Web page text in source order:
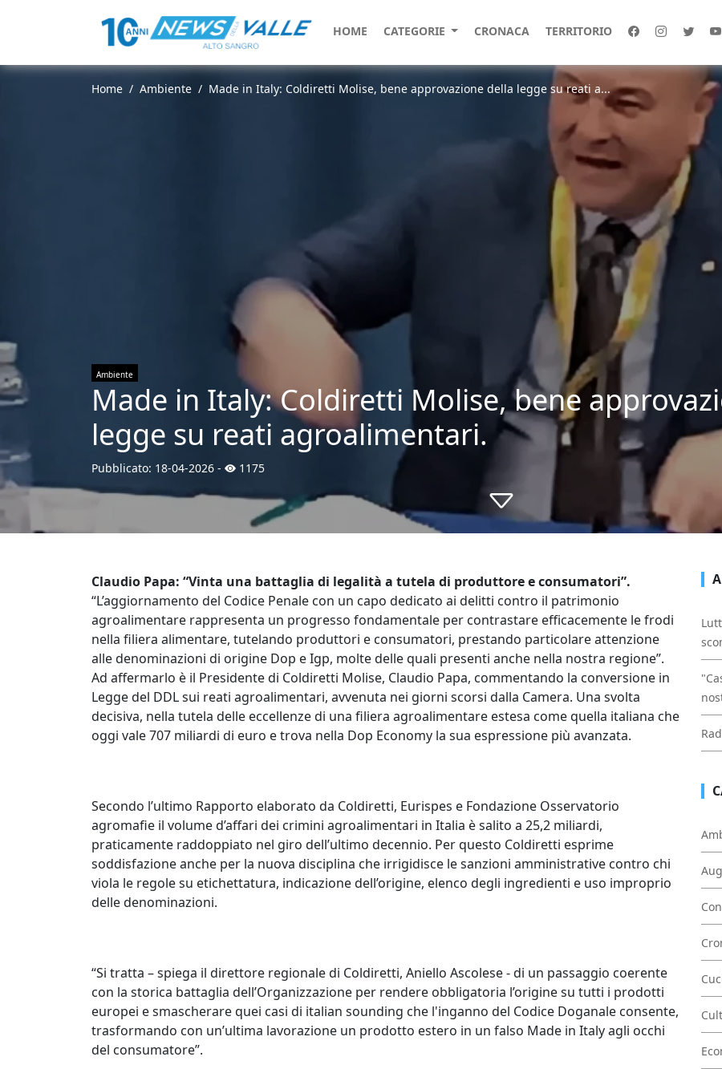
HOME CATEGORIE CRONACA TERRITORIO
Home Ambiente Made in Italy: Coldiretti Molise, bene approvazione della legge su reati a...
Ambiente
Made in Italy: Coldiretti Molise, bene
legge su reati agroalimentari.
Pubblicato: 18-04-2026 - 1175
Claudio Papa: “Vinta una battaglia di legalità a tutela di produttore e consumatori”.
“L’aggiornamento del Codice Penale con un capo dedicato ai delitti contro il patrimonio
agroalimentare rappresenta un progresso fondamentale per contrastare efficacemente le frodi
nella filiera alimentare, tutelando produttori e consumatori, prestando particolare attenzione
alle denominazioni di origine Dop e Igp, molte delle quali presenti anche nella nostra regione”.
Ad affermarlo è il Presidente di Coldiretti Molise, Claudio Papa, commentando la conversione in
Legge del DDL sui reati agroalimentari, avvenuta nei giorni scorsi dalla Camera. Una svolta
decisiva, nella tutela delle eccellenze di una filiera agroalimentare estesa come quella italiana che
oggi vale 707 miliardi di euro e trova nella Dop Economy la sua espressione più avanzata.
Secondo l’ultimo Rapporto elaborato da Coldiretti, Eurispes e Fondazione Osservatorio
agromafie il volume d’affari dei crimini agroalimentari in Italia è salito a 25,2 miliardi,
praticamente raddoppiato nel giro dell’ultimo decennio. Per questo Coldiretti esprime
soddisfazione anche per la nuova disciplina che irrigidisce le sanzioni amministrative contro chi
viola le regole su etichettatura, indicazione dell’origine, elenco degli ingredienti e uso improprio
delle denominazioni.
“Si tratta – spiega il direttore regionale di Coldiretti, Aniello Ascolese - di un passaggio coerente
con la storica battaglia dell’Organizzazione per rendere obbligatoria l’origine su tutti i prodotti
europei e smascherare quei casi di italian sounding che l'inganno del Codice Doganale consente,
trasformando con un’ultima lavorazione un prodotto estero in un falso Made in Italy agli occhi
del consumatore”.